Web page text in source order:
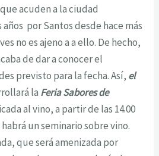
acuden a la ciudad
por Santos desde hace más
no es ajeno a a ello. De hecho,
de dar a conocer el
previsto para la fecha. Así, el
la Feria Sabores de
al vino, a partir de las 14.00
un seminario sobre vino.
que será amenizada por